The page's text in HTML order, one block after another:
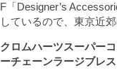
F「Designer’s
しているので、東京近
クロムハーツスーパー
ーチェーンラージブレ